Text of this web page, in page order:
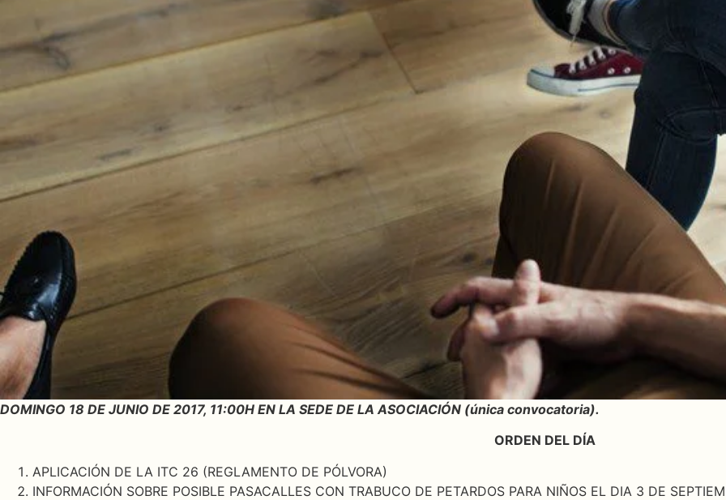
DOMINGO 18 DE JUNIO DE 2017, 11:00H EN LA SEDE DE LA ASOCIACIÓN (única convocatoria).
ORDEN DEL DÍA
APLICACIÓN DE LA ITC 26 (REGLAMENTO DE PÓLVORA)
INFORMACIÓN SOBRE POSIBLE PASACALLES CON TRABUCO DE PETARDOS PARA NIÑOS EL DIA 3 DE